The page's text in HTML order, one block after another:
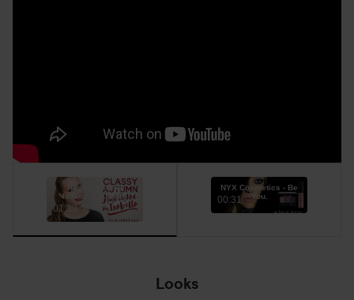
Highlighted by
Isabella - Classy
Autumn
01:39
NYX Cosmetics - Be
You.
00:31
Looks